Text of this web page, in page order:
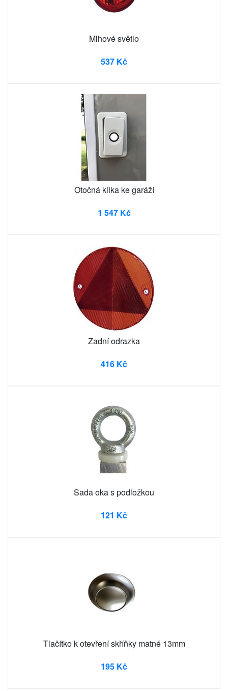
Mlhové světlo
537 Kč
Otočná klika ke garáží
1 547 Kč
Zadní odrazka
416 Kč
Sada oka s podložkou
121 Kč
Tlačítko k otevření skříňky matné 13mm
195 Kč